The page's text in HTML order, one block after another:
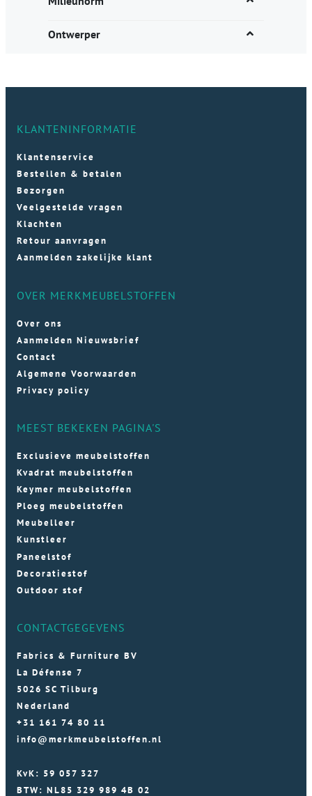
Ontwerper
KLANTENINFORMATIE
Klantenservice
Bestellen & betalen
Bezorgen
Veelgestelde vragen
Klachten
Retour aanvragen
Aanmelden zakelijke klant
OVER MERKMEUBELSTOFFEN
Over ons
Aanmelden Nieuwsbrief
Contact
Algemene Voorwaarden
Privacy policy
MEEST BEKEKEN PAGINA'S
Exclusieve meubelstoffen
Kvadrat meubelstoffen
Keymer meubelstoffen
Ploeg meubelstoffen
Meubelleer
Kunstleer
Paneelstof
Decoratiestof
Outdoor stof
CONTACTGEGEVENS
Fabrics & Furniture BV
La Défense 7
5026 SC Tilburg
Nederland
+31 161 74 80 11
info@merkmeubelstoffen.nl
KvK: 59 057 327
BTW: NL85 329 989 4B 02